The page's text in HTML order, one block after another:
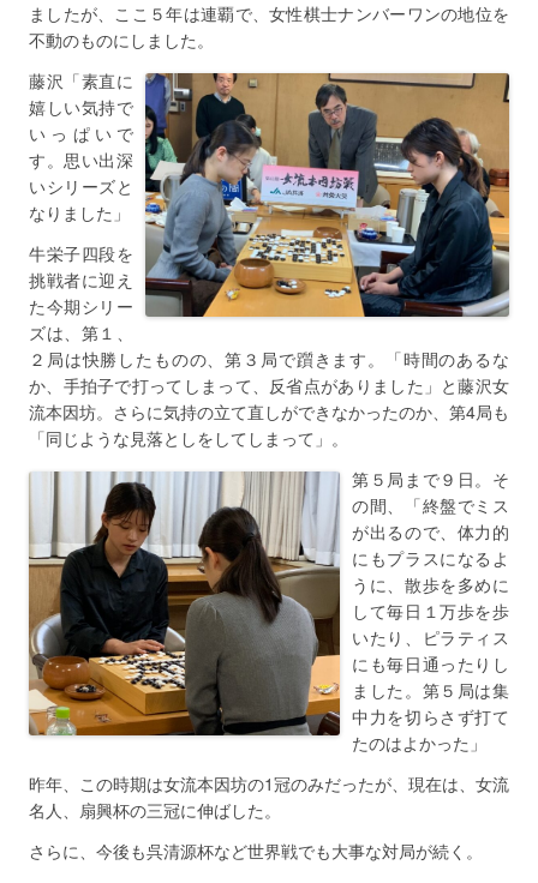
ましたが、ここ５年は連覇で、女性棋士ナンバーワンの地位を
不動のものにしました。
藤沢「素直に
嬉しい気持で
いっぱいで
す。思い出深
いシリーズと
なりました」
牛栄子四段を
挑戦者に迎え
た今期シリー
ズは、第１、
２局は快勝したものの、第３局で躓きます。「時間のあるな
か、手拍子で打ってしまって、反省点がありました」と藤沢女
流本因坊。さらに気持の立て直しができなかったのか、第4局も
「同じような見落としをしてしまって」。
第５局まで９日。そ
の間、「終盤でミス
が出るので、体力的
にもプラスになるよ
うに、散歩を多めに
して毎日１万歩を歩
いたり、ピラティス
にも毎日通ったりし
ました。第５局は集
中力を切らさず打て
たのはよかった」
昨年、この時期は女流本因坊の1冠のみだったが、現在は、女流
名人、扇興杯の三冠に伸ばした。
さらに、今後も呉清源杯など世界戦でも大事な対局が続く。